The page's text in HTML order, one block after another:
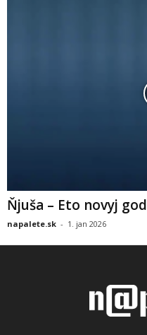
Ňjuša – Eto novyj god
napalete.sk - 1. jan 2026